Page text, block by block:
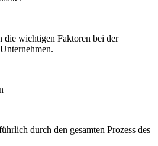
die wichtigen Faktoren bei der
durch den gesamten Prozess des